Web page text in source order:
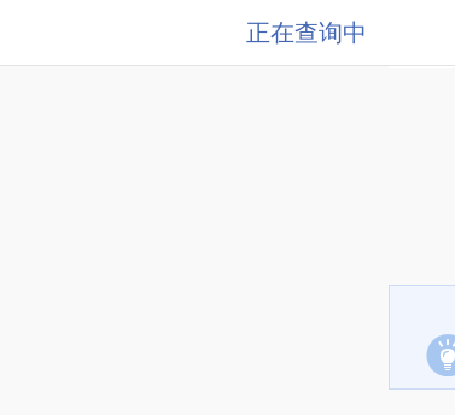
正在查询中